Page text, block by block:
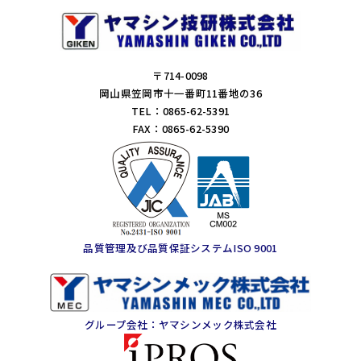
〒714-0098
岡山県笠岡市十一番町11番地の36
TEL：0865-62-5391
FAX：0865-62-5390
品質管理及び品質保証システムISO 9001
グループ会社：ヤマシンメック株式会社